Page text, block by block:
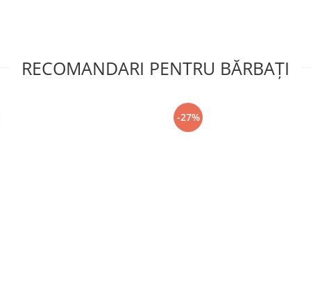
RECOMANDARI PENTRU BĂRBAŢI
-27%